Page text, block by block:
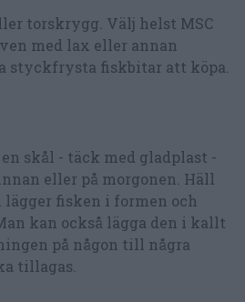
torskrygg. Välj helst MSC
med lax eller annan
styckfrysta fiskbitar att köpa.
skål - täck med gladplast -
eller på morgonen. Häll
fisken i formen och
kan också lägga den i kallt
på någon till några
tillagas.